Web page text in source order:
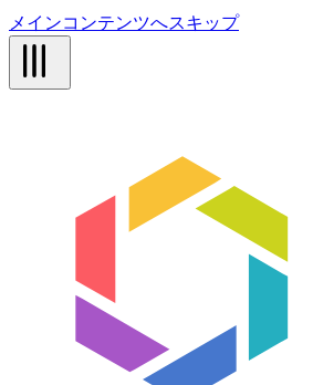
メインコンテンツへスキップ